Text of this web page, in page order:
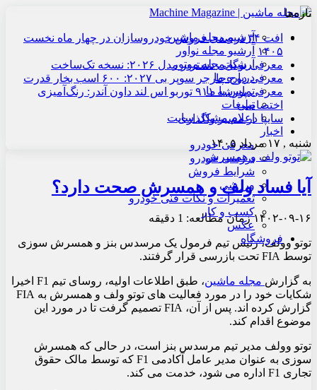
آرشیو مجله ماشین
آرشیو مجله نوآور
آرشیو مجله موتور
درباره ما
تماس با ما
تبلیغات
اعلام مشکل سایت
اخبار
معرفی خودرو
بررسی خودرو
شرایط فروش
ورزشی
تعمیرات و نکات فنی خودرو
کسب و کار
عکس
فروشگاه
تازه‌ها
افت ۳۴ درصدی فروش خودروسازان در چهار ماه نخست
۱۴۰۵
معرفی بوگاتی دستریر مدل ۲۰۲۶: نسخه تک‌ساخت
معرفی دوج چارجر سوپر بی ۲۰۲۷: ۶۰۰ اسب بخار قدرت
معرفی پورشه ۹۱۱ توربو اس لند داون آندر: رنگ‌آمیزی
اختصاصی
سایپا در مسیر واگذاری
شنبه , ۱۷ مرداد ۱۴۰۵
آیا فساد ولف و همسرش صحت دارد؟
۱۴۰۲-۰۹-۱۶زمان مطالعه: 1 دقیقه
توتو وولف، رئیس تیم فرمول یک مرسدس بنز و همسرش سوزی
توسط FIA تحت بازرسی قرار گرفتند.
به گزارش مجله ماشین
، طبق اطلاعات اولیه، روسای تیم F1 اخیرا
شکایات خود را در مورد فعالیت های توتو ولف و همسرش به FIA
گزارش کرده اند. پس از آن، FIA تصمیم گرفت تا در مورد این
موضوع اقدام کند.
توتو وولف مدیر تیم مرسدس بنز است، در حالی که همسرش
سوزی به عنوان مدیر عامل آکادمی F1 که توسط مالک حقوق
تجاری F1 اداره می شود، خدمت می کند.